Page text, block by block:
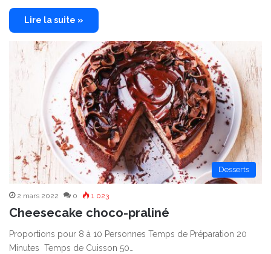
Lire la suite »
Desserts
2 mars 2022 0 1 023
Cheesecake choco-praliné
Proportions pour 8 à 10 Personnes Temps de Préparation 20
Minutes Temps de Cuisson 50…